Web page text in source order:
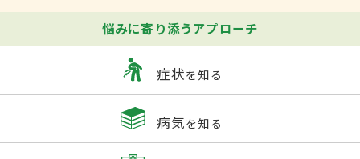
悩みに寄り添うアプローチ
症状を知る
病気を知る